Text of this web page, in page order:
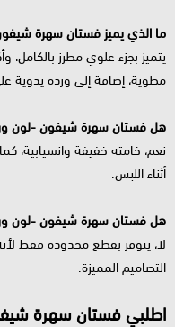
ما الذي يميز فستان سهرة
يتميز بجزء علوي مطرز
مطوية، إضافة إلى وردة يدوية
هل فستان سهرة شيفون -لون
نعم، خامته خفيفة وانسيابية،
أثناء اللبس.
هل فستان سهرة شيفون -لون
لا، يتوفر بقطع محدودة فقط
التصاميم المميزة.
اطلبي فستان سهرة